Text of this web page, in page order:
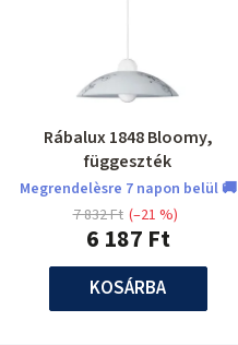
Rábalux 1848 Bloomy,
függeszték
Megrendelèsre 7 napon belül 🚚
6 187 Ft
7 832 Ft (–21 %)
KOSÁRBA